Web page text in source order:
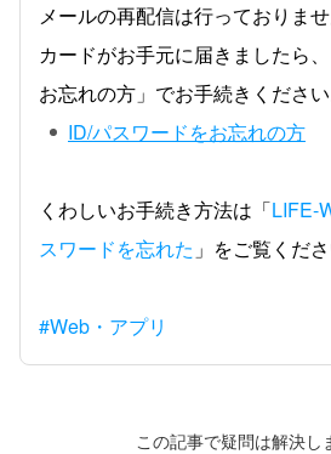
メールの再配信は行っておりませ
カードがお手元に届きましたら
お忘れの方」でお手続きください
ID/パスワードをお忘れの方
くわしいお手続き方法は「LIFE-
スワードを忘れた 」をご覧くださ
#Web・アプリ
この記事で疑問は解決し